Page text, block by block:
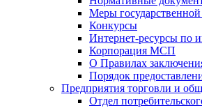
Меры
Конкурсы
Интернет-ресурсы по
Корпорация МСП
О Правилах
Порядок
Предприятия торговли и
Отдел